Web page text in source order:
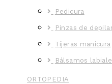
Pedicura
Pinzas de
Tijeras manicura
Bálsamos
ORTOPEDIA